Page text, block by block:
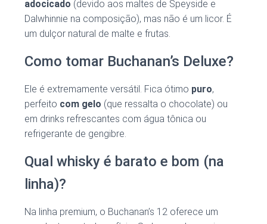
adocicado (devido aos maltes de Speyside e
Dalwhinnie na composição), mas não é um licor. É
um dulçor natural de malte e frutas.
Como tomar Buchanan’s Deluxe?
Ele é extremamente versátil. Fica ótimo puro,
perfeito com gelo (que ressalta o chocolate) ou
em drinks refrescantes com água tônica ou
refrigerante de gengibre.
Qual whisky é barato e bom (na
linha)?
Na linha premium, o Buchanan’s 12 oferece um